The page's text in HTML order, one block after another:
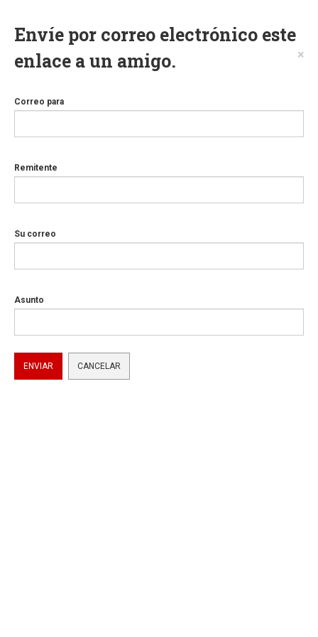
Envíe por correo electrónico este
enlace a un amigo.
×
Correo para
Remitente
Su correo
Asunto
ENVIAR CANCELAR